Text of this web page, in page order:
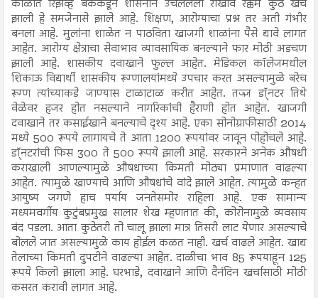
काळात रिझर्व्ह बँकेकडून शासनाने उचललेली राखीव रक्कम कुठे खर्च
झाली हे समजेनासे झाले आहे. शिक्षण, आरोग्याचा प्रश्न तर अती गंभीर
बनला आहे. मुलांना शाळेत न पाठविता खाजगी शाळांना पैसे द्यावे लागत
आहेत. आरोग्य क्षेत्राचा सेवाभाव व्यावसायिक बनल्याने फार मोठी अडचण
झाली आहे. शासकीय दवाखाने फुल्ल आहेत. मेडिकल कॉलेजमधील
शिकाऊ विद्यार्थी शासकीय रूग्णालयांमध्ये उपचार करत असल्यामुळे बरेच
रूग्ण त्यांच्याकडे जाण्यास टाळाटाळ करीत आहेत. तज्ज्ञ डॉ्नटर तिथे
वेळेवर हजर होत नसल्याने नागरिकांची हैराणी होत आहेत. खाजगी
दवाखाने तर कसाईखाने बनल्याचे दृश्य आहे. एका सोनोग्राफीसाठी 2014
मध्ये 500 रूपये लागायचे ते आता 1200 रूपयांवर जावून पोहोचले आहे.
डॉ्नटरांची फिस 300 ते 500 रूपये झाली आहे. सरकारने अनेक औषधी
कराखाली आणल्यामुळे औषधाच्या किमती मोठ्या प्रमाणात वाढल्या
आहेत. त्यामुळे खाण्याचे आणि औषधांचे वांदे झाले आहेत. त्यामुळे कन्हत
आयुष्य जगणे हाच पर्याय जनतेसमोर राहिला आहे. एक सामान्य
मध्यमवर्गीय कुटुंबप्रमुख सालार शेख म्हणतात की, कोरोनामुळे व्यवसाय
बंद पडला. आता कुठेतरी तो चालू झाला मात्र तिसरी लाट येणार असल्याचे
बोलले जात असल्यामुळे काय होईल कळत नाही. खर्च वाढले आहेत. खाद्य
तेलाच्या किमती दुपटीने वाढल्या आहेत. दाळीचा भाव 85 रूपयाहून 125
रूपये किलो झाला आहे. घरभाडे, दवाखाने आणि दैनंदिन खर्चासाठी मोठी
कसरत करावी लागत आहे.